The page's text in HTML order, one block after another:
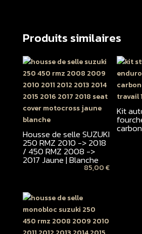
Produits similaires
Housse de selle SUZUKI
250 RMZ 2010 -> 2018
/ 450 RMZ 2008 ->
2017 Jaune | Blanche
85,00€
Kit